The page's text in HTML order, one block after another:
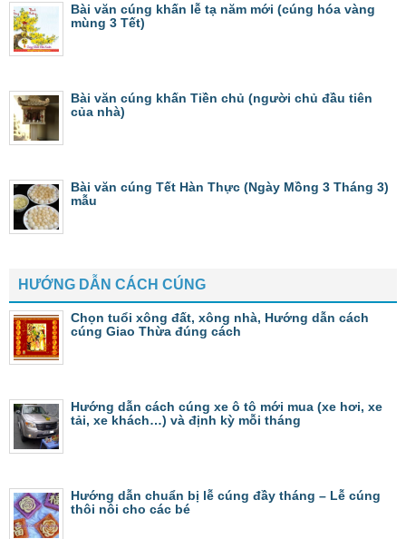
Bài văn cúng khấn lễ tạ năm mới (cúng hóa vàng
mùng 3 Tết)
Bài văn cúng khấn Tiền chủ (người chủ đầu tiên
của nhà)
Bài văn cúng Tết Hàn Thực (Ngày Mồng 3 Tháng 3)
mẫu
HƯỚNG DẪN CÁCH CÚNG
Chọn tuổi xông đất, xông nhà, Hướng dẫn cách
cúng Giao Thừa đúng cách
Hướng dẫn cách cúng xe ô tô mới mua (xe hơi, xe
tải, xe khách…) và định kỳ mỗi tháng
Hướng dẫn chuẩn bị lễ cúng đầy tháng – Lễ cúng
thôi nôi cho các bé